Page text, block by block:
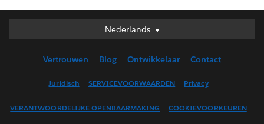
Nederlands
Nederlands
English (UK)
Français (Canada)
Vertrouwen Blog Ontwikkelaar Contact
Juridisch SERVICEVOORWAARDEN Privacy
VERANTWOORDELIJKE OPENBAARMAKING COOKIEVOORKEUREN